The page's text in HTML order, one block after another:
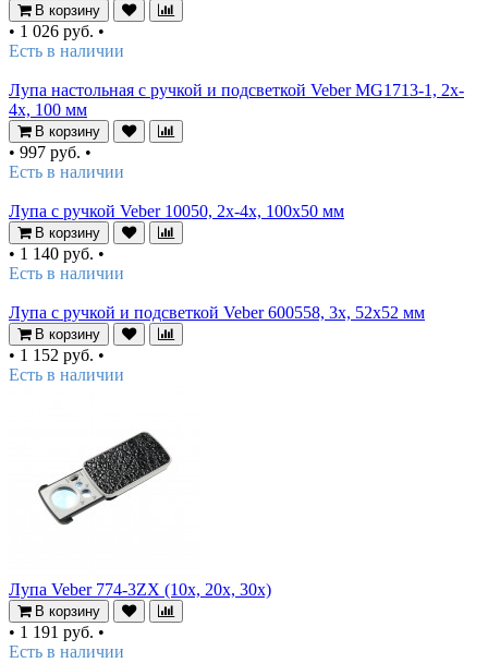
В корзину
• 1 026 руб. •
Есть в наличии
Лупа настольная с ручкой и подсветкой Veber MG1713-1, 2x-
4x, 100 мм
В корзину
• 997 руб. •
Есть в наличии
Лупа с ручкой Veber 10050, 2x-4x, 100x50 мм
В корзину
• 1 140 руб. •
Есть в наличии
Лупа с ручкой и подсветкой Veber 600558, 3x, 52x52 мм
В корзину
• 1 152 руб. •
Есть в наличии
Лупа Veber 774-3ZX (10х, 20х, 30х)
В корзину
• 1 191 руб. •
Есть в наличии